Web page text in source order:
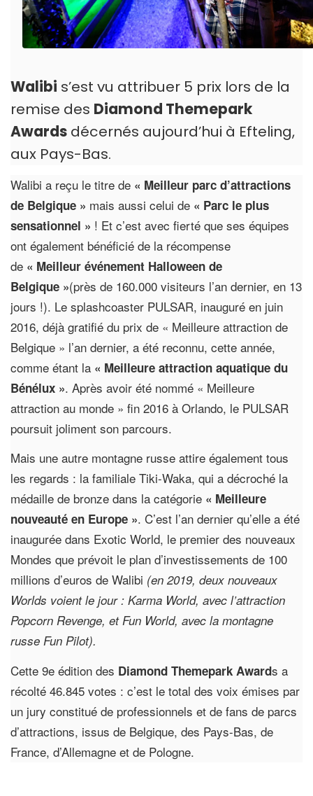
Walibi s’est vu attribuer 5 prix lors de la
remise des Diamond Themepark
Awards décernés aujourd’hui à Efteling,
aux Pays-Bas.
Walibi a reçu le titre de « Meilleur parc d’attractions
de Belgique » mais aussi celui de « Parc le plus
sensationnel » ! Et c’est avec fierté que ses équipes
ont également bénéficié de la récompense
de « Meilleur événement Halloween de
Belgique »(près de 160.000 visiteurs l’an dernier, en 13
jours !). Le splashcoaster PULSAR, inauguré en juin
2016, déjà gratifié du prix de « Meilleure attraction de
Belgique » l’an dernier, a été reconnu, cette année,
comme étant la « Meilleure attraction aquatique du
Bénélux ». Après avoir été nommé « Meilleure
attraction au monde » fin 2016 à Orlando, le PULSAR
poursuit joliment son parcours.
Mais une autre montagne russe attire également tous
les regards : la familiale Tiki-Waka, qui a décroché la
médaille de bronze dans la catégorie « Meilleure
nouveauté en Europe ». C’est l’an dernier qu’elle a été
inaugurée dans Exotic World, le premier des nouveaux
Mondes que prévoit le plan d’investissements de 100
millions d’euros de Walibi (en 2019, deux nouveaux
Worlds voient le jour : Karma World, avec l’attraction
Popcorn Revenge, et Fun World, avec la montagne
russe Fun Pilot).
Cette 9e édition des Diamond Themepark Awards a
récolté 46.845 votes : c’est le total des voix émises par
un jury constitué de professionnels et de fans de parcs
d’attractions, issus de Belgique, des Pays-Bas, de
France, d’Allemagne et de Pologne.